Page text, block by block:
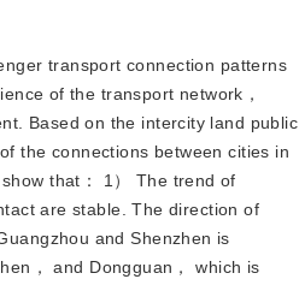
transport connection patterns
of the transport network，
Based on the intercity land public
the connections between cities in
that： 1） The trend of
are stable. The direction of
and Shenzhen is
， and Dongguan， which is